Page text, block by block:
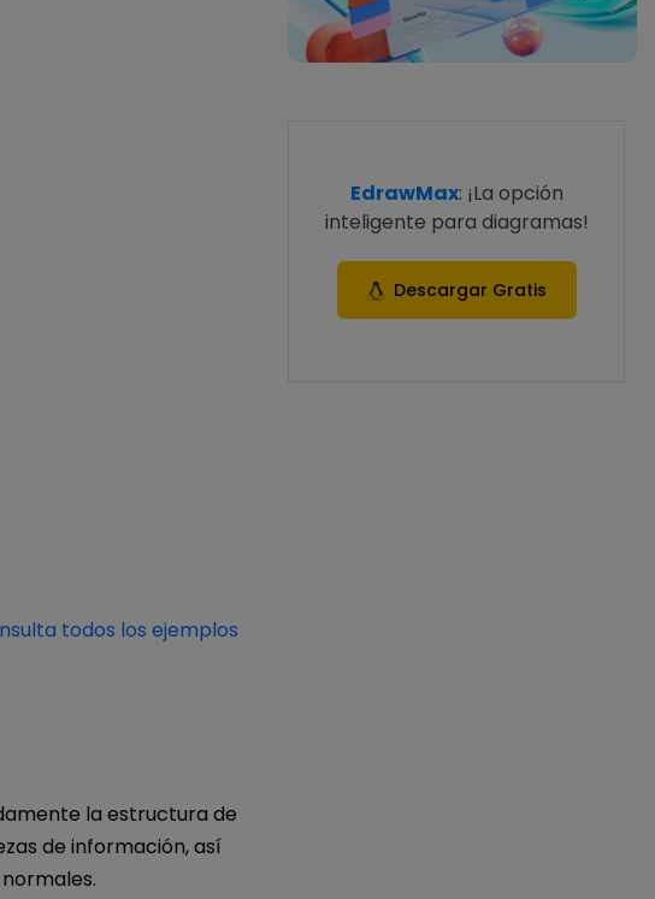
todos los ejemplos
la estructura de
de información, así
EdrawMax: ¡La opción
inteligente para diagramas!
Descargar Gratis